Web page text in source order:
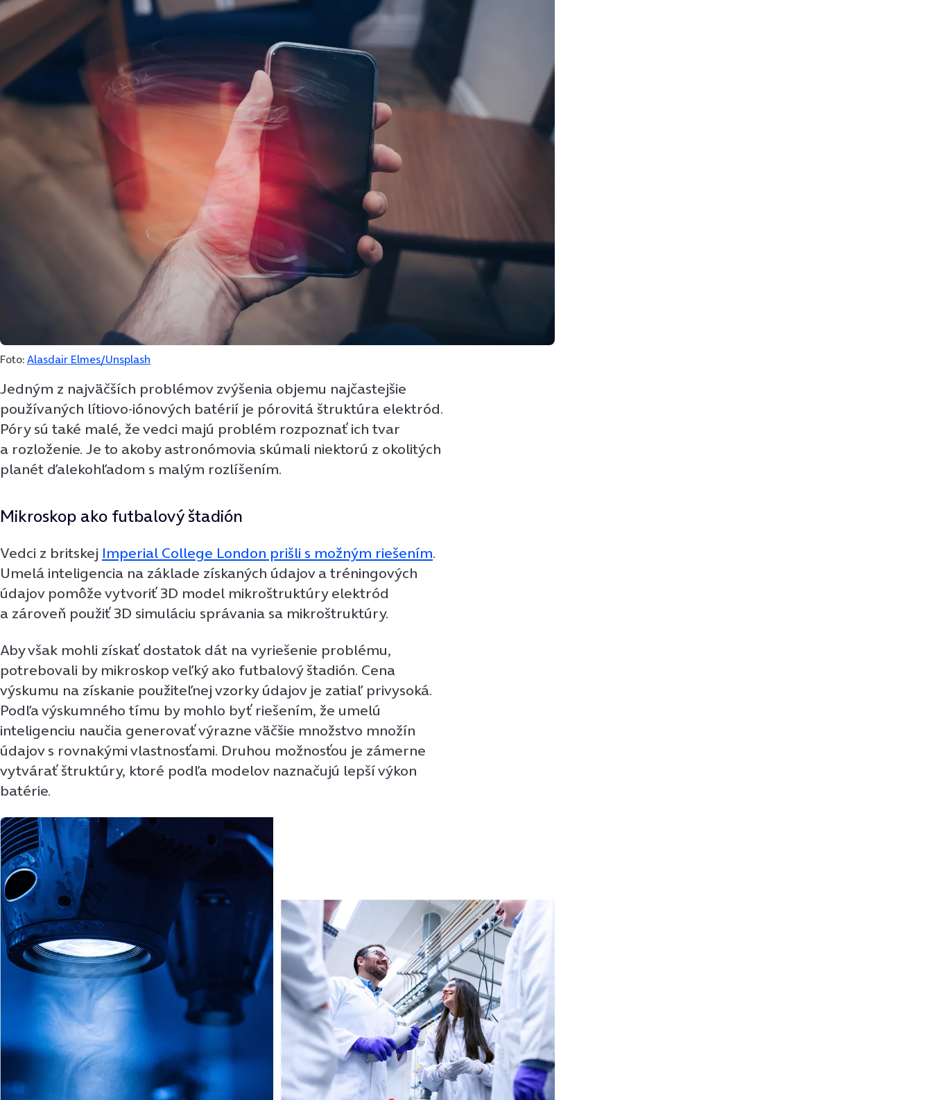
Foto:Alasdair Elmes/Unsplash
Jedným z najväčších problémov zvýšenia objemu najčastejšie
používaných lítiovo-iónových batérií je pórovitá štruktúra elektród.
Póry sú také malé, že vedci majú problém rozpoznať ich tvar
a rozloženie. Je to akoby astronómovia skúmali niektorú z okolitých
planét ďalekohľadom s malým rozlíšením.
Mikroskop ako futbalový štadión
Vedci z britskej Imperial College London prišli s možným riešením.
Umelá inteligencia na základe získaných údajov a tréningových
údajov pomôže vytvoriť 3D model mikroštruktúry elektród
a zároveň použiť 3D simuláciu správania sa mikroštruktúry.
Aby však mohli získať dostatok dát na vyriešenie problému,
potrebovali by mikroskop veľký ako futbalový štadión. Cena
výskumu na získanie použiteľnej vzorky údajov je zatiaľ privysoká.
Podľa výskumného tímu by mohlo byť riešením, že umelú
inteligenciu naučia generovať výrazne väčšie množstvo množín
údajov s rovnakými vlastnosťami. Druhou možnosťou je zámerne
vytvárať štruktúry, ktoré podľa modelov naznačujú lepší výkon
batérie.